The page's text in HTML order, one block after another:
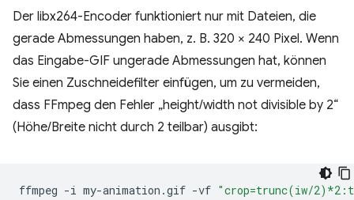
Der libx264-Encoder funktioniert nur mit Dateien, die
gerade Abmessungen haben, z. B. 320 × 240 Pixel. Wenn
das Eingabe-GIF ungerade Abmessungen hat, können
Sie einen Zuschneidefilter einfügen, um zu vermeiden,
dass FFmpeg den Fehler „height/width not divisible by 2“
(Höhe/Breite nicht durch 2 teilbar) ausgibt:
ffmpeg -i my-animation.gif -vf "crop=trunc(iw/